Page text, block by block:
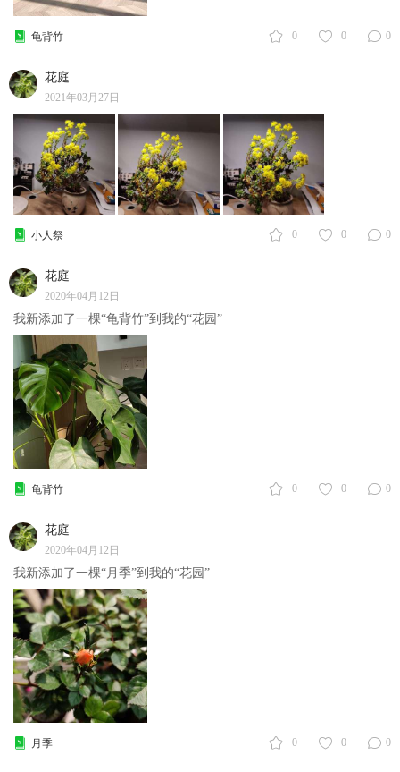
0 0 0
龟背竹
花庭
2021年03月27日
0 0 0
小人祭
花庭
2020年04月12日
我新添加了一棵“龟背竹”到我的“花园”
0 0 0
龟背竹
花庭
2020年04月12日
我新添加了一棵“月季”到我的“花园”
0 0 0
月季